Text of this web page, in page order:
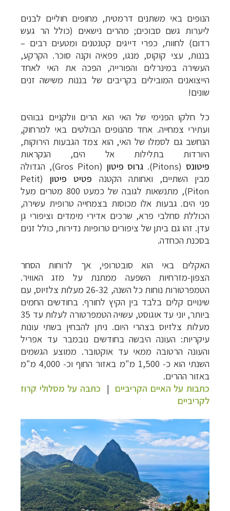
הנופים באי משתנים דרמטית, מחופים חוליים לבנים
ליערות גשם סבוכים; מהרים נישאים (כולל הר געש
רדום) לחוות, כפרי דייגים קטנטנים ומטעים רבים –
בננות, עצי קוקוס, מנגו, פפאיה וקנה סוכר. הקרקע,
העשירה במינרלים והפורייה, הפכה את האי לאחד
הייצואנים המובילים בקריבים של בננות משישה זנים
שונים!
כל חלקו הפנימי של האי הוא הרים וולקניים גבוהים
ועתירי צמחייה. אחד מהנופים הבולטים באי למרחוק,
הנחשב גם לסמלו של האי, הוא צמד הגבעות הירוקות,
היורדות בתלילות אל הים, הנקראות
פיטונס (Pitons). גרוס פיטון
(Gros Piton), הגדולה
מבין השתיים, ואחותה הקטנה פטיט פיטון
(Petit
Piton), מ
תנשאות לגובה של כמעט 800 מטרים מעל
פני הים. גבעות אלו מכוסות בצמחייה טרופית עשירה,
הכוללת סחלבי פרא, שרכים אדירי מימדים וציפורי גן
עדן. זהו גם ביתן של ציפורים טרופיות נדירות, כולל זנים
בסכנת הכחדה.
האקלים באי הוא סובטרופי, אך לרוחות הסחר
הצפון-מזרחיות השפעה ממתנת על מזג האוויר.
הטמפרטורות נוחות כל השנה, 26-32 מעלות צלזיוס, עם
שינויים קלים בלבד בין הקיץ לחורף. בחודשים החמים
ביותר, יוני עד אוגוסט, עשויה הטמפרטורה לעלות עד 35
מעלות צלזיוס בצהרי היום. ניתן להבחין בשתי עונות
עיקריות: העונה היבשה בחודשים נובמבר עד אפריל
והעונה הרטובה ממאי עד אוקטובר. ממוצע הגשמים
השנתי הוא כ- 1,500 מ"מ באזור החוף וכ- 4,000 מ"מ
באזור ההרים.
כתבות על האיים הקריביים | כתבה על מסלולי קרוז
לקריביים